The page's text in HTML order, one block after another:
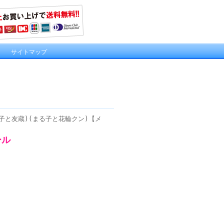
サイトマップ
と友蔵)(まる子と花輪クン)【メ